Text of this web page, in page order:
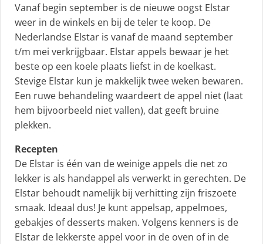
Vanaf begin september is de nieuwe oogst Elstar
weer in de winkels en bij de teler te koop. De
Nederlandse Elstar is vanaf de maand september
t/m mei verkrijgbaar. Elstar appels bewaar je het
beste op een koele plaats liefst in de koelkast.
Stevige Elstar kun je makkelijk twee weken bewaren.
Een ruwe behandeling waardeert de appel niet (laat
hem bijvoorbeeld niet vallen), dat geeft bruine
plekken.
Recepten
De Elstar is één van de weinige appels die net zo
lekker is als handappel als verwerkt in gerechten. De
Elstar behoudt namelijk bij verhitting zijn friszoete
smaak. Ideaal dus! Je kunt appelsap, appelmoes,
gebakjes of desserts maken. Volgens kenners is de
Elstar de lekkerste appel voor in de oven of in de